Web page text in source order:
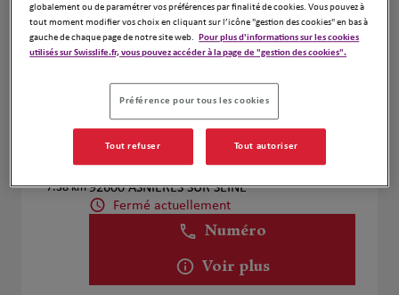
Ouvert sur rdv 09:00 - 20:00
Numéro
7.38 km
HERMABEISSIERE Laurent
3 GRANDE RUE CHARLES DE GAULLE
92600 ASNIERES SUR SEINE
Fermé actuellement
Numéro
Voir plus
globalement ou de paramétrer vos préférences par finalité de cookies. Vous pouvez à
tout moment modifier vos choix en cliquant sur l’icône "gestion des cookies" en bas à
gauche de chaque page de notre site web.
Pour plus d'informations sur les cookies
utilisés sur Swisslife.fr, vous pouvez accéder à la page de "gestion des cookies".
Préférence pour tous les cookies
Tout refuser Tout autoriser